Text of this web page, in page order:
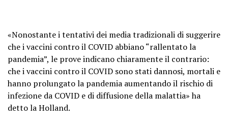
«Nonostante i tentativi dei media tradizionali di suggerire
che i vaccini contro il COVID abbiano “rallentato la
pandemia”, le prove indicano chiaramente il contrario:
che i vaccini contro il COVID sono stati dannosi, mortali e
hanno prolungato la pandemia aumentando il rischio di
infezione da COVID e di diffusione della malattia» ha
detto la Holland.